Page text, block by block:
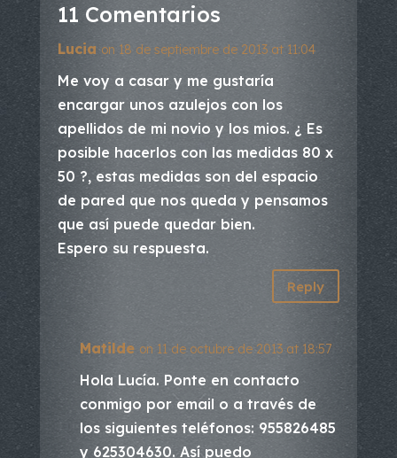
11 Comentarios
Lucia on 18 de septiembre de 2013 at 11:04
Me voy a casar y me gustaría
encargar unos azulejos con los
apellidos de mi novio y los mios. ¿ Es
posible hacerlos con las medidas 80 x
50 ?, estas medidas son del espacio
de pared que nos queda y pensamos
que así puede quedar bien.
Espero su respuesta.
Reply
Matilde on 11 de octubre de 2013 at 18:57
Hola Lucía. Ponte en contacto
conmigo por email o a través de
los siguientes teléfonos: 955826485
y 625304630. Así puedo